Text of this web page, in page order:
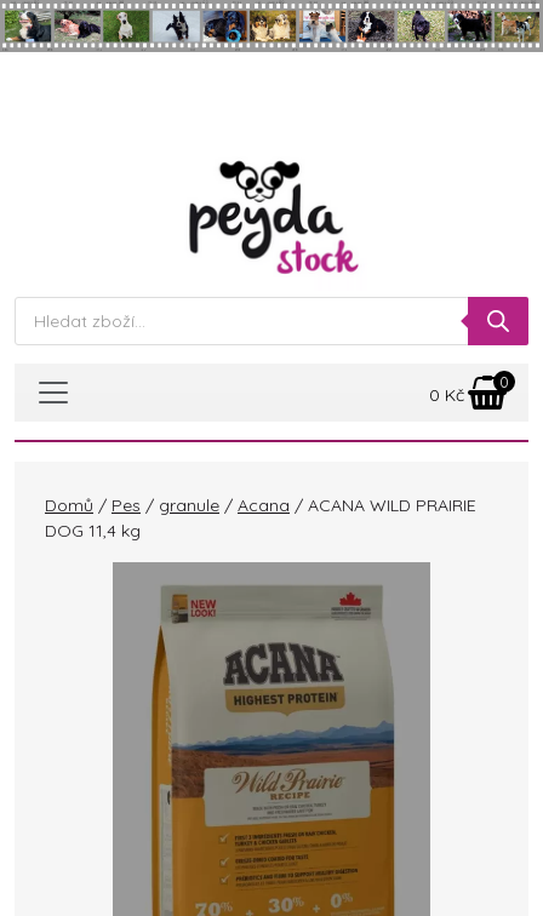
Skip to main content
Products
search
0 Kč
0
Domů / Pes / granule / Acana / ACANA WILD PRAIRIE
DOG 11,4 kg